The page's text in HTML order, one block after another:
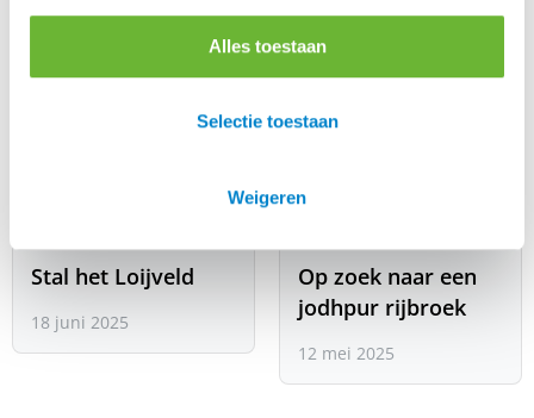
Alles toestaan
Selectie toestaan
Weigeren
Stal het Loijveld
18 juni 2025
Op zoek naar een
jodhpur rijbroek
12 mei 2025